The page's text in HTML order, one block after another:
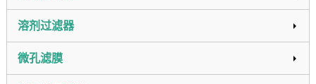
溶剂过滤器
微孔滤膜